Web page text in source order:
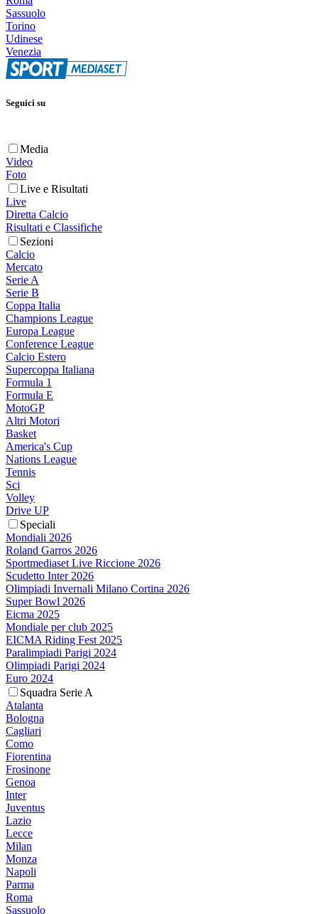
Sassuolo
Torino
Udinese
Venezia
Seguici su
Media
Video
Foto
Live e Risultati
Live
Diretta Calcio
Risultati e Classifiche
Sezioni
Calcio
Mercato
Serie A
Serie B
Coppa Italia
Champions League
Europa League
Conference League
Calcio Estero
Supercoppa Italiana
Formula 1
Formula E
MotoGP
Altri Motori
Basket
America's Cup
Nations League
Tennis
Sci
Volley
Drive UP
Speciali
Mondiali 2026
Roland Garros 2026
Sportmediaset Live Riccione 2026
Scudetto Inter 2026
Olimpiadi Invernali Milano Cortina 2026
Super Bowl 2026
Eicma 2025
Mondiale per club 2025
EICMA Riding Fest 2025
Paralimpiadi Parigi 2024
Olimpiadi Parigi 2024
Euro 2024
Squadra Serie A
Atalanta
Bologna
Cagliari
Como
Fiorentina
Frosinone
Genoa
Inter
Juventus
Lazio
Lecce
Milan
Monza
Napoli
Parma
Roma
Sassuolo